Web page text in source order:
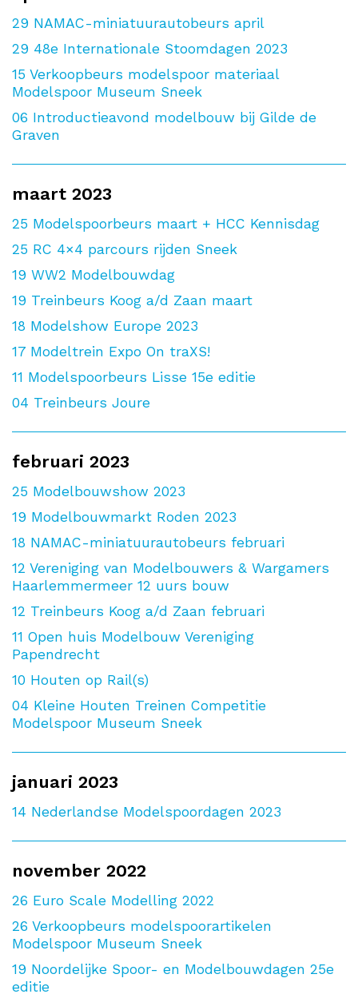
29 NAMAC-miniatuurautobeurs april
29 48e Internationale Stoomdagen 2023
15 Verkoopbeurs modelspoor materiaal
Modelspoor Museum Sneek
06 Introductieavond modelbouw bij Gilde de
Graven
maart 2023
25 Modelspoorbeurs maart + HCC Kennisdag
25 RC 4×4 parcours rijden Sneek
19 WW2 Modelbouwdag
19 Treinbeurs Koog a/d Zaan maart
18 Modelshow Europe 2023
17 Modeltrein Expo On traXS!
11 Modelspoorbeurs Lisse 15e editie
04 Treinbeurs Joure
februari 2023
25 Modelbouwshow 2023
19 Modelbouwmarkt Roden 2023
18 NAMAC-miniatuurautobeurs februari
12 Vereniging van Modelbouwers & Wargamers
Haarlemmermeer 12 uurs bouw
12 Treinbeurs Koog a/d Zaan februari
11 Open huis Modelbouw Vereniging
Papendrecht
10 Houten op Rail(s)
04 Kleine Houten Treinen Competitie
Modelspoor Museum Sneek
januari 2023
14 Nederlandse Modelspoordagen 2023
november 2022
26 Euro Scale Modelling 2022
26 Verkoopbeurs modelspoorartikelen
Modelspoor Museum Sneek
19 Noordelijke Spoor- en Modelbouwdagen 25e
editie